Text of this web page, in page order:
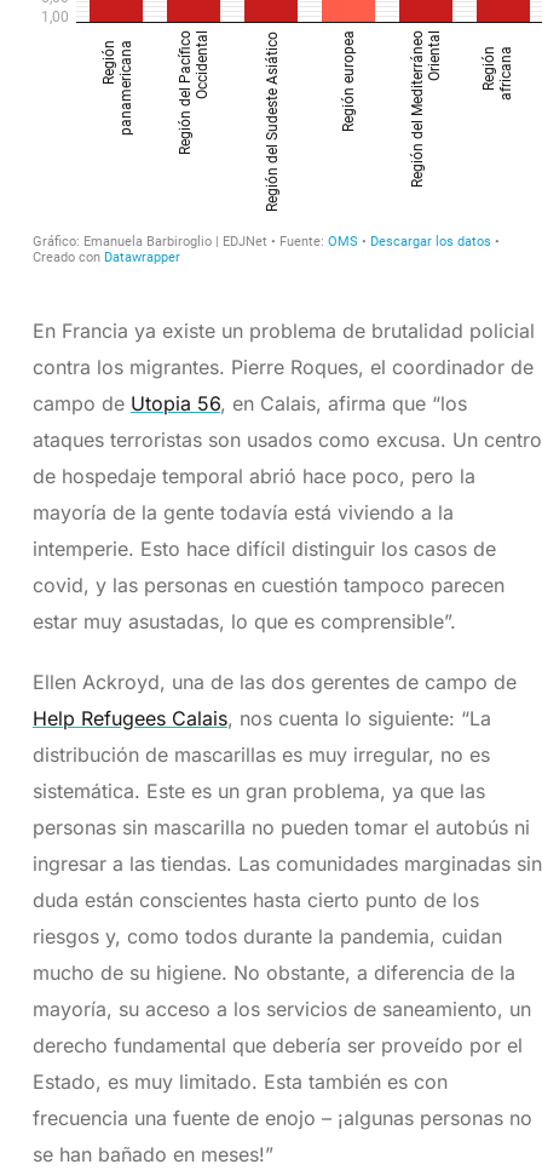
En Francia ya existe un problema de brutalidad policial
contra los migrantes. Pierre Roques, el coordinador de
campo de Utopia 56, en Calais, afirma que “los
ataques terroristas son usados como excusa. Un centro
de hospedaje temporal abrió hace poco, pero la
mayoría de la gente todavía está viviendo a la
intemperie. Esto hace difícil distinguir los casos de
covid, y las personas en cuestión tampoco parecen
estar muy asustadas, lo que es comprensible”.
Ellen Ackroyd, una de las dos gerentes de campo de
Help Refugees Calais, nos cuenta lo siguiente: “La
distribución de mascarillas es muy irregular, no es
sistemática. Este es un gran problema, ya que las
personas sin mascarilla no pueden tomar el autobús ni
ingresar a las tiendas. Las comunidades marginadas sin
duda están conscientes hasta cierto punto de los
riesgos y, como todos durante la pandemia, cuidan
mucho de su higiene. No obstante, a diferencia de la
mayoría, su acceso a los servicios de saneamiento, un
derecho fundamental que debería ser proveído por el
Estado, es muy limitado. Esta también es con
frecuencia una fuente de enojo – ¡algunas personas no
se han bañado en meses!”